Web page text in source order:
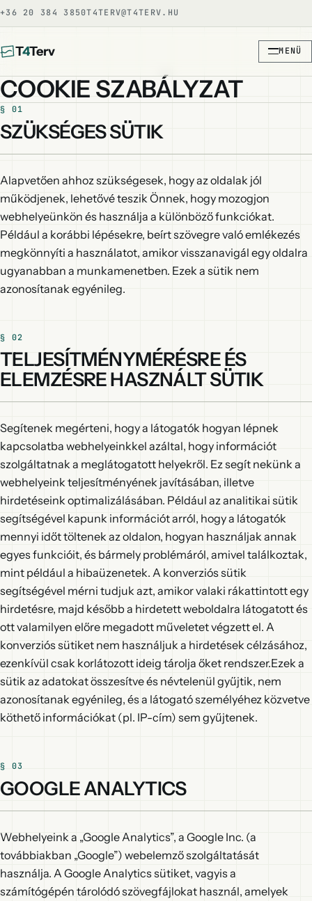
+36 20 384 3850T4TERV@T4TERV.HU
T4Terv MENÜ
COOKIE SZABÁLYZAT
SZÜKSÉGES SÜTIK
Alapvetően ahhoz szükségesek, hogy az oldalak jól
működjenek, lehetővé teszik Önnek, hogy mozogjon
webhelyeünkön és használja a különböző funkciókat.
Például a korábbi lépésekre, beírt szövegre való emlékezés
megkönnyíti a használatot, amikor visszanavigál egy oldalra
ugyanabban a munkamenetben. Ezek a sütik nem
azonosítanak egyénileg.
TELJESÍTMÉNYMÉRÉSRE ÉS
ELEMZÉSRE HASZNÁLT SÜTIK
Segítenek megérteni, hogy a látogatók hogyan lépnek
kapcsolatba webhelyeinkkel azáltal, hogy információt
szolgáltatnak a meglátogatott helyekről. Ez segít nekünk a
webhelyeink teljesítményének javításában, illetve
hirdetéseink optimalizálásában. Például az analitikai sütik
segítségével kapunk információt arról, hogy a látogatók
mennyi időt töltenek az oldalon, hogyan használjak annak
egyes funkcióit, és bármely problémáról, amivel találkoztak,
mint például a hibaüzenetek. A konverziós sütik
segítségével mérni tudjuk azt, amikor valaki rákattintott egy
hirdetésre, majd később a hirdetett weboldalra látogatott és
ott valamilyen előre megadott műveletet végzett el. A
konverziós sütiket nem használjuk a hirdetések célzásához,
ezenkívül csak korlátozott ideig tárolja őket rendszer.Ezek a
sütik az adatokat összesítve és névtelenül gyűjtik, nem
azonosítanak egyénileg, és a látogató személyéhez közvetve
köthető információkat (pl. IP-cím) sem gyűjtenek.
GOOGLE ANALYTICS
Webhelyeink a „Google Analytics”, a Google Inc. (a
továbbiakban „Google”) webelemző szolgáltatását
használja. A Google Analytics sütiket, vagyis a
számítógépén tárolódó szövegfájlokat használ, amelyek